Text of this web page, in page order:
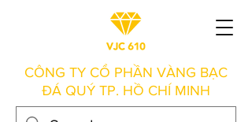
CÔNG TY CỔ PHẦN VÀNG BẠC
ĐÁ QUÝ TP. HỒ CHÍ MINH